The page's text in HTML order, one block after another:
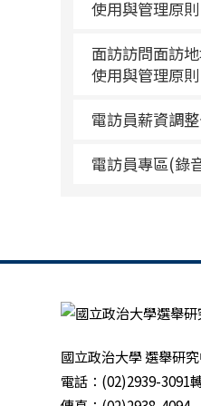
使用與管理原則
面訪訪問面訪
使用與管理原則
電訪員薪資調
電訪員專區(錄
國立政治大學 選舉研
電話：(02)2939-3091